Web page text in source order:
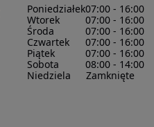
Poniedziałek07:00 - 16:00
Wtorek
07:00 - 16:00
Środa
07:00 - 16:00
Czwartek
07:00 - 16:00
Piątek
07:00 - 16:00
Sobota
08:00 - 14:00
Niedziela
Zamknięte